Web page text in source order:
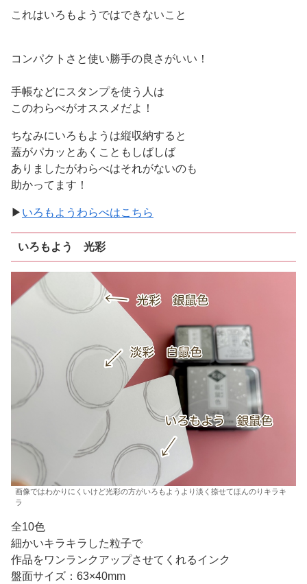
これはいろもようではできないこと
コンパクトさと使い勝手の良さがいい！
手帳などにスタンプを使う人は
このわらべがオススメだよ！
ちなみにいろもようは縦収納すると
蓋がパカッとあくこともしばしば
ありましたがわらべはそれがないのも
助かってます！
▶ いろもようわらべはこちら
いろもよう 光彩
画像ではわかりにくいけど光彩の方がいろもようより淡く捺せてほんのりキラキ
ラ
全10色
細かいキラキラした粒子で
作品をワンランクアップさせてくれるインク
盤面サイズ：63×40mm